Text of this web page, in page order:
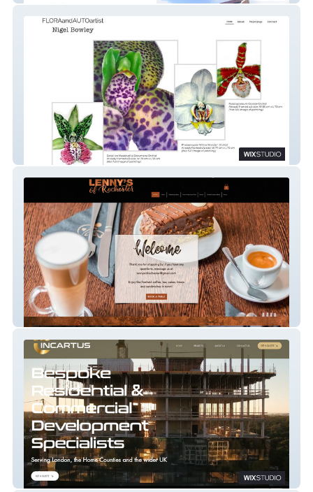
FLORAandAUTOartist
Lenny's of Rochester
INCARTUS